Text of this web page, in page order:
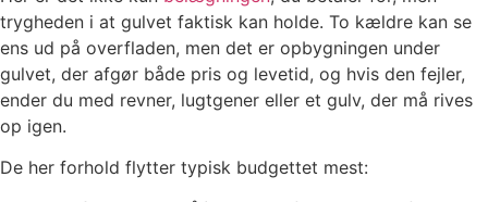
trygheden i at gulvet faktisk kan holde. To kældre kan se
ens ud på overfladen, men det er opbygningen under
gulvet, der afgør både pris og levetid, og hvis den fejler,
ender du med revner, lugtgener eller et gulv, der må rives
op igen.
De her forhold flytter typisk budgettet mest: